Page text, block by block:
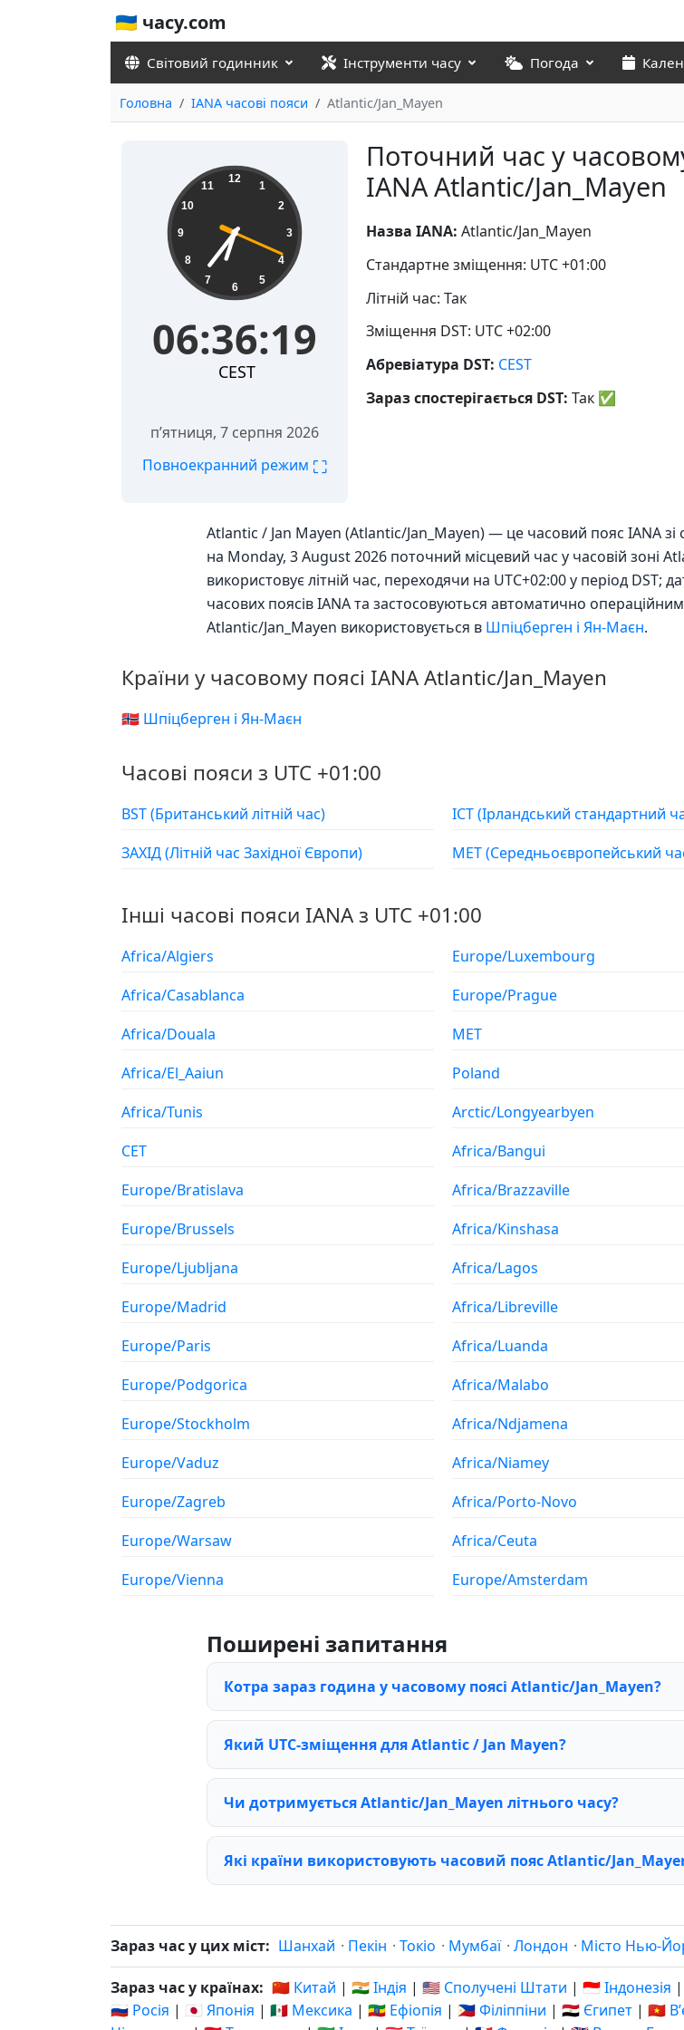
🇺🇦 часу.com
Світовий годинник Інструменти часу Погода
Головна IANA часові пояси Atlantic/Jan_Mayen
Поточний час у
IANA Atlantic/Jan_Mayen
06:36:19 12
1
2
3
4
5
6
7
8
9
10
11
06:36:19
CEST
пʼятниця, 7 серпня 2026
Повноекранний режим ⛶
Назва IANA: Atlantic/Jan_Mayen
Стандартне зміщення: UTC +01:00
Літній час: Так
Зміщення DST: UTC +02:00
Абревіатура DST: CEST
Зараз спостерігається DST: Так ✅
Atlantic / Jan Mayen (Atlantic/Jan_Mayen) — це часовий пояс IANA
на Monday, 3 August 2026 поточний місцевий час у часовій зоні
використовує літній час, переходячи на UTC+02:00 у період
часових поясів IANA та застосовуються автоматично
Atlantic/Jan_Mayen використовується в Шпіцберген і Ян-Маєн.
Країни у часовому поясі IANA Atlantic/Jan_Mayen
🇸🇯 Шпіцберген і Ян-Маєн
Часові пояси з UTC +01:00
BST (Британський літній час)
ЗАХІД (Літній час Західної Європи)
ІСТ (Ірландський стандартний
МЕТ (Середньоєвропейський
Інші часові пояси IANA з UTC +01:00
Africa/Algiers
Africa/Casablanca
Africa/Douala
Africa/El_Aaiun
Africa/Tunis
CET
Europe/Bratislava
Europe/Brussels
Europe/Ljubljana
Europe/Madrid
Europe/Paris
Europe/Podgorica
Europe/Stockholm
Europe/Vaduz
Europe/Zagreb
Europe/Warsaw
Europe/Vienna
Europe/Luxembourg
Europe/Prague
MET
Poland
Arctic/Longyearbyen
Africa/Bangui
Africa/Brazzaville
Africa/Kinshasa
Africa/Lagos
Africa/Libreville
Africa/Luanda
Africa/Malabo
Africa/Ndjamena
Africa/Niamey
Africa/Porto-Novo
Africa/Ceuta
Europe/Amsterdam
Поширені запитання
Котра зараз година у часовому поясі Atlantic/Jan_Mayen?
Який UTC-зміщення для Atlantic / Jan Mayen?
Чи дотримується Atlantic/Jan_Mayen літнього часу?
Які країни використовують часовий пояс Atlantic/
Зараз час у цих міст: Шанхай · Пекін · Токіо · Мумбаї · Лондон · Місто Нью-
Зараз час у країнах: 🇨🇳 Китай | 🇮🇳 Індія | 🇺🇸 Сполучені Штати | 🇮🇩 Індонезія |
🇷🇺 Росія | 🇯🇵 Японія | 🇲🇽 Мексика | 🇪🇹 Ефіопія | 🇵🇭 Філіппіни | 🇪🇬 Єгипет | 🇻🇳